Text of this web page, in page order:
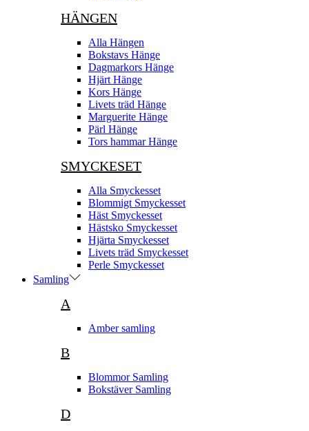
HÄNGEN
Alla Hängen
Bokstavs Hänge
Dagmarkors Hänge
Hjärt Hänge
Kors Hänge
Livets träd Hänge
Marguerite Hänge
Pärl Hänge
Tors hammar Hänge
SMYCKESET
Alla Smyckesset
Blommigt Smyckesset
Häst Smyckesset
Hästsko Smyckesset
Hjärta Smyckesset
Livets träd Smyckesset
Perle Smyckesset
Samling
A
Amber samling
B
Blommor Samling
Bokstäver Samling
D